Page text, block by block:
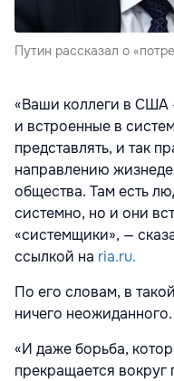
Путин рассказал о
«Ваши коллеги в
и встроенные в
представлять, и так
направлению
общества. Там есть
системно, но и они
«системщики», —
ссылкой на ria.ru.
По его словам, в
ничего неожиданного.
«И даже борьба,
прекращается вокруг